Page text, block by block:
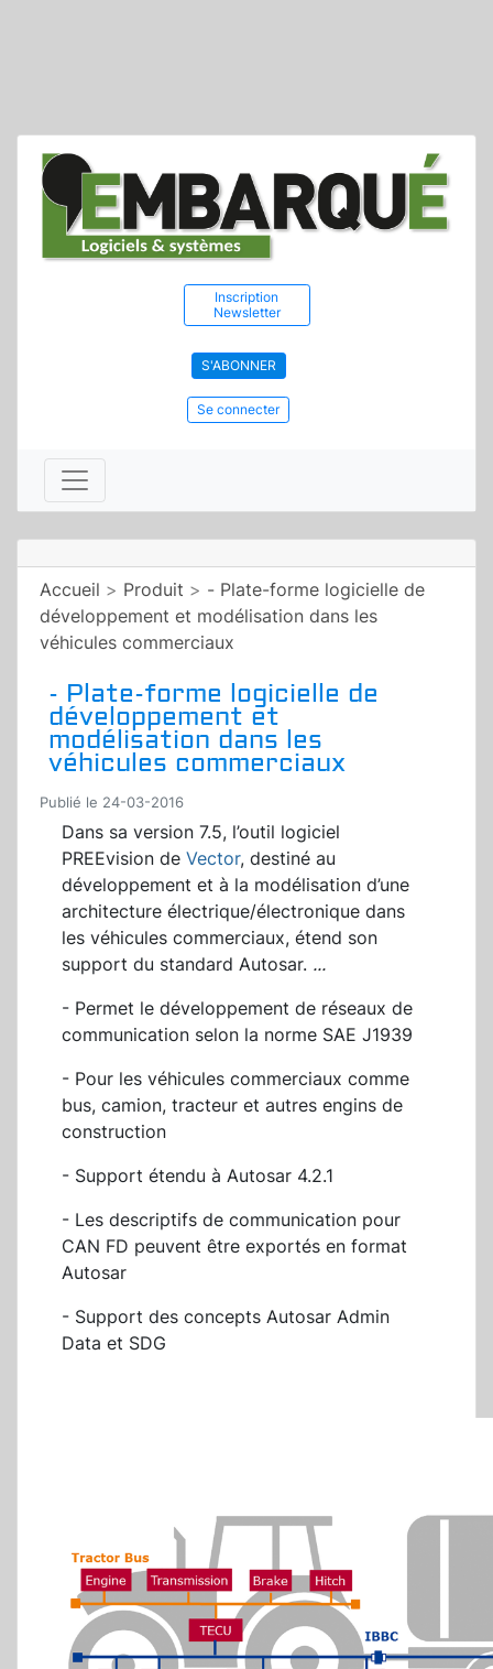
Inscription
Newsletter
S'ABONNER
Se connecter
Accueil > Produit > - Plate-forme logicielle de
développement et modélisation dans les
véhicules commerciaux
- Plate-forme logicielle de
développement et
modélisation dans les
véhicules commerciaux
Publié le 24-03-2016
Dans sa version 7.5, l’outil logiciel
PREEvision de Vector, destiné au
développement et à la modélisation d’une
architecture électrique/électronique dans
les véhicules commerciaux, étend son
support du standard Autosar. ...
- Permet le développement de réseaux de
communication selon la norme SAE J1939
- Pour les véhicules commerciaux comme
bus, camion, tracteur et autres engins de
construction
- Support étendu à Autosar 4.2.1
- Les descriptifs de communication pour
CAN FD peuvent être exportés en format
Autosar
- Support des concepts Autosar Admin
Data et SDG